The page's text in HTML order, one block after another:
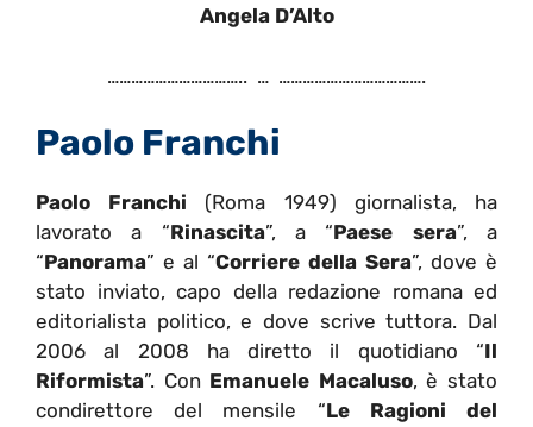
Angela D’Alto
…………………………….. … ……………………………….
Paolo Franchi
Paolo Franchi (Roma 1949) giornalista, ha
lavorato a “Rinascita”, a “Paese sera”, a
“Panorama” e al “Corriere della Sera”, dove è
stato inviato, capo della redazione romana ed
editorialista politico, e dove scrive tuttora. Dal
2006 al 2008 ha diretto il quotidiano “Il
Riformista”. Con Emanuele Macaluso, è stato
condirettore del mensile “Le Ragioni del